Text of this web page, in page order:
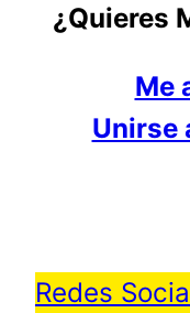
¿Quieres
Me
Unirse
Redes